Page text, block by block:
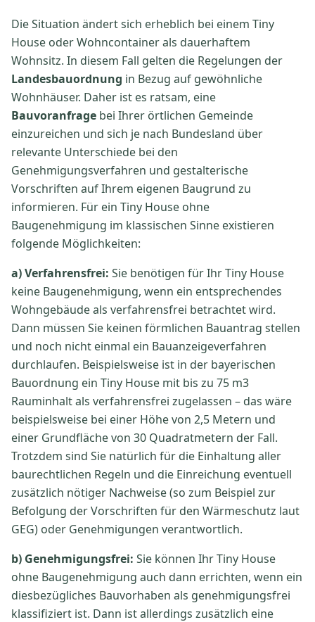
Die Situation ändert sich erheblich bei einem Tiny
House oder Wohncontainer als dauerhaftem
Wohnsitz. In diesem Fall gelten die Regelungen der
Landesbauordnung in Bezug auf gewöhnliche
Wohnhäuser. Daher ist es ratsam, eine
Bauvoranfrage bei Ihrer örtlichen Gemeinde
einzureichen und sich je nach Bundesland über
relevante Unterschiede bei den
Genehmigungsverfahren und gestalterische
Vorschriften auf Ihrem eigenen Baugrund zu
informieren. Für ein Tiny House ohne
Baugenehmigung im klassischen Sinne existieren
folgende Möglichkeiten:
a) Verfahrensfrei: Sie benötigen für Ihr Tiny House
keine Baugenehmigung, wenn ein entsprechendes
Wohngebäude als verfahrensfrei betrachtet wird.
Dann müssen Sie keinen förmlichen Bauantrag stellen
und noch nicht einmal ein Bauanzeigeverfahren
durchlaufen. Beispielsweise ist in der bayerischen
Bauordnung ein Tiny House mit bis zu 75 m3
Rauminhalt als verfahrensfrei zugelassen – das wäre
beispielsweise bei einer Höhe von 2,5 Metern und
einer Grundfläche von 30 Quadratmetern der Fall.
Trotzdem sind Sie natürlich für die Einhaltung aller
baurechtlichen Regeln und die Einreichung eventuell
zusätzlich nötiger Nachweise (so zum Beispiel zur
Befolgung der Vorschriften für den Wärmeschutz laut
GEG) oder Genehmigungen verantwortlich.
b) Genehmigungsfrei: Sie können Ihr Tiny House
ohne Baugenehmigung auch dann errichten, wenn ein
diesbezügliches Bauvorhaben als genehmigungsfrei
klassifiziert ist. Dann ist allerdings zusätzlich eine